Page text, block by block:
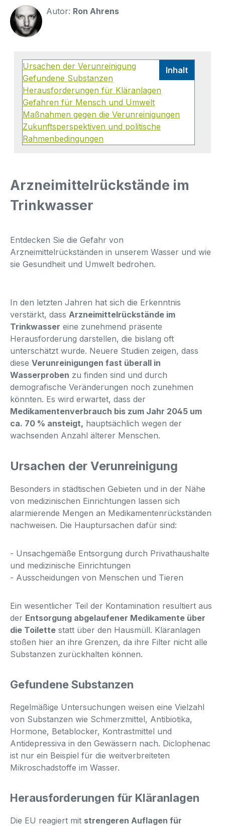
Autor: Ron Ahrens
Inhalt
Ursachen der Verunreinigung
Gefundene Substanzen
Herausforderungen für Kläranlagen
Gefahren für Mensch und Umwelt
Maßnahmen gegen die Verunreinigungen
Zukunftsperspektiven und politische
Rahmenbedingungen
Arzneimittelrückstände im
Trinkwasser
Entdecken Sie die Gefahr von
Arzneimittelrückständen in unserem Wasser und wie
sie Gesundheit und Umwelt bedrohen.
In den letzten Jahren hat sich die Erkenntnis
verstärkt, dass Arzneimittelrückstände im
Trinkwasser eine zunehmend präsente
Herausforderung darstellen, die bislang oft
unterschätzt wurde. Neuere Studien zeigen, dass
diese Verunreinigungen fast überall in
Wasserproben zu finden sind und durch
demografische Veränderungen noch zunehmen
könnten. Es wird erwartet, dass der
Medikamentenverbrauch bis zum Jahr 2045 um
ca. 70 % ansteigt, hauptsächlich wegen der
wachsenden Anzahl älterer Menschen.
Ursachen der Verunreinigung
Besonders in städtischen Gebieten und in der Nähe
von medizinischen Einrichtungen lassen sich
alarmierende Mengen an Medikamentenrückständen
nachweisen. Die Hauptursachen dafür sind:
- Unsachgemäße Entsorgung durch Privathaushalte
und medizinische Einrichtungen
- Ausscheidungen von Menschen und Tieren
Ein wesentlicher Teil der Kontamination resultiert aus
der Entsorgung abgelaufener Medikamente über
die Toilette statt über den Hausmüll. Kläranlagen
stoßen hier an ihre Grenzen, da ihre Filter nicht alle
Substanzen zurückhalten können.
Gefundene Substanzen
Regelmäßige Untersuchungen weisen eine Vielzahl
von Substanzen wie Schmerzmittel, Antibiotika,
Hormone, Betablocker, Kontrastmittel und
Antidepressiva in den Gewässern nach. Diclophenac
ist nur ein Beispiel für die weitverbreiteten
Mikroschadstoffe im Wasser.
Herausforderungen für Kläranlagen
Die EU reagiert mit strengeren Auflagen für